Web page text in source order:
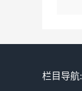
栏目导航: